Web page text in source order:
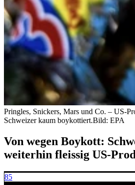
Pringles, Snickers, Mars und Co. – US-
Schweizer kaum boykottiert.Bild: EPA
Von wegen Boykott:
weiterhin fleissig US-
85